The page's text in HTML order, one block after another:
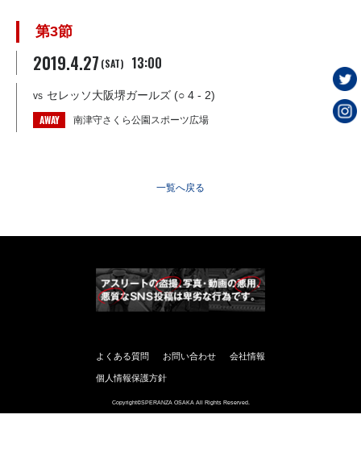
第3節
2019.4.27 (SAT) 13:00
vs セレッソ大阪堺ガールズ (○ 4 - 2)
AWAY 南津守さくら公園スポーツ広場
一覧へ戻る
よくある質問 お問い合わせ 会社情報
個人情報保護方針
Copyright©SPERANZA OSAKA All Rights Reserved.